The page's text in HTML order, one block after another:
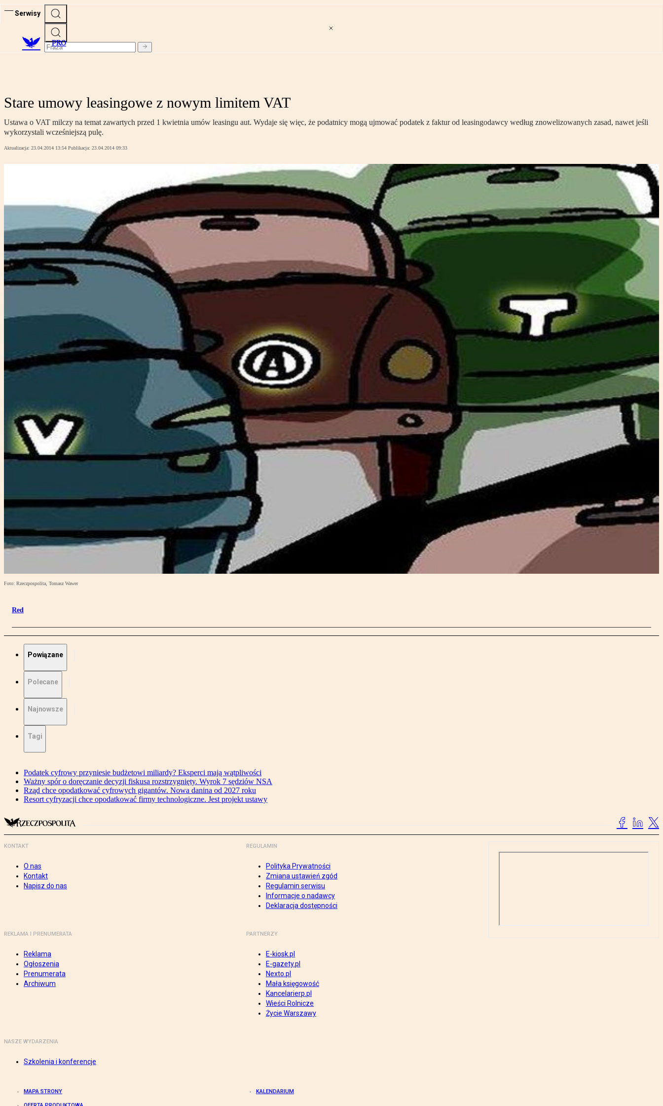
Serwisy
PRO
Stare umowy leasingowe z nowym limitem VAT
Ustawa o VAT milczy na temat zawartych przed 1 kwietnia umów leasingu aut. Wydaje się więc, że podatnicy mogą ujmować podatek z faktur od leasingodawcy według znowelizowanych zasad, nawet jeśli
wykorzystali wcześniejszą pulę.
Aktualizacja: 23.04.2014 13:54 Publikacja: 23.04.2014 09:33
Foto: Rzeczpospolita, Tomasz Wawer
Red
Powiązane
Polecane
Najnowsze
Tagi
Podatek cyfrowy przyniesie budżetowi miliardy? Eksperci mają wątpliwości
Ważny spór o doręczanie decyzji fiskusa rozstrzygnięty. Wyrok 7 sędziów NSA
Rząd chce opodatkować cyfrowych gigantów. Nowa danina od 2027 roku
Resort cyfryzacji chce opodatkować firmy technologiczne. Jest projekt ustawy
KONTAKT
O nas
Kontakt
Napisz do nas
REGULAMIN
Polityka Prywatności
Zmiana ustawień zgód
Regulamin serwisu
Informacje o nadawcy
Deklaracja dostępności
REKLAMA I PRENUMERATA
Reklama
Ogłoszenia
Prenumerata
Archiwum
PARTNERZY
E-kiosk.pl
E-gazety.pl
Nexto.pl
Mała księgowość
Kancelarierp.pl
Wieści Rolnicze
Życie Warszawy
NASZE WYDARZENIA
Szkolenia i konferencje
MAPA STRONY KALENDARIUM